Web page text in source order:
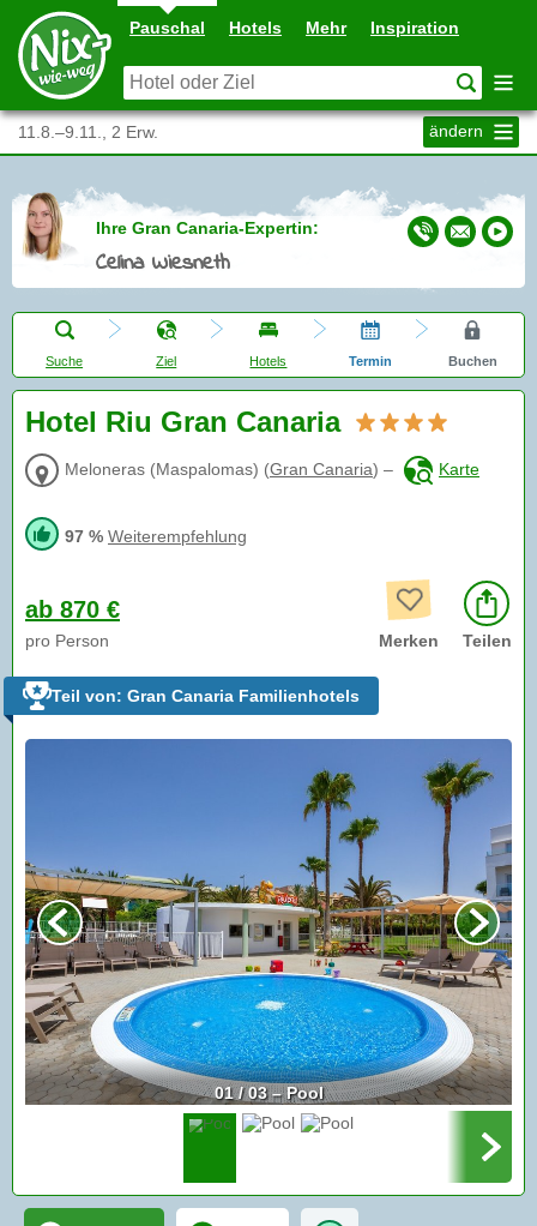
Pauschal Hotels Mehr Inspiration
11.8.–9.11., 2 Erw. ändern
Ihre Gran Canaria-Expertin:
Celina Wiesneth
Suche Ziel Hotels Termin Buchen
Hotel Riu Gran Canaria
Meloneras (Maspalomas) (Gran Canaria) – Karte
97 % Weiterempfehlung
ab 870 €
pro Person Merken Teilen
Teil von: Gran Canaria Familienhotels
01 / 03 – Pool